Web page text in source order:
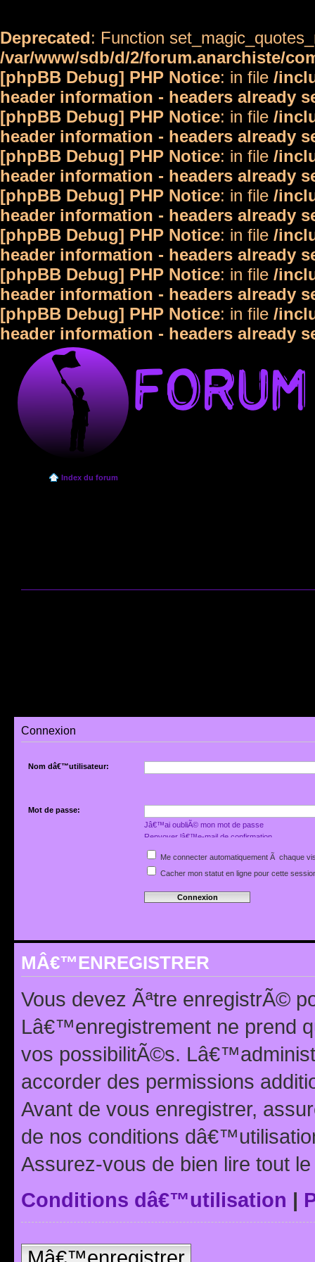
Deprecated: Function
/var/www/sdb/d/2/forum.anarchiste/
[phpBB Debug] PHP Notice: in file /
header information - headers already
[phpBB Debug] PHP Notice: in file /
header information - headers already
[phpBB Debug] PHP Notice: in file /
header information - headers already
[phpBB Debug] PHP Notice: in file /
header information - headers already
[phpBB Debug] PHP Notice: in file /
header information - headers already
[phpBB Debug] PHP Notice: in file /
header information - headers already
[phpBB Debug] PHP Notice: in file /
header information - headers already
Index du forum
Connexion
Nom dâ€™utilisateur:
Mot de passe:
Jâ€™ai oubliÃ© mon mot de passe
Renvoyer lâ€™e-mail de confirmation
Me connecter automatiquement Ã chaque
Cacher mon statut en ligne pour cette
MÂ€™ENREGISTRER
Vous devez Ãªtre enregistrÃ©
Lâ€™enregistrement ne prend
vos possibilitÃ©s.
accorder des permissions
Avant de vous enregistrer,
de nos conditions
Assurez-vous de bien lire tout
Conditions dâ€™utilisation |
Mâ€™enregistrer